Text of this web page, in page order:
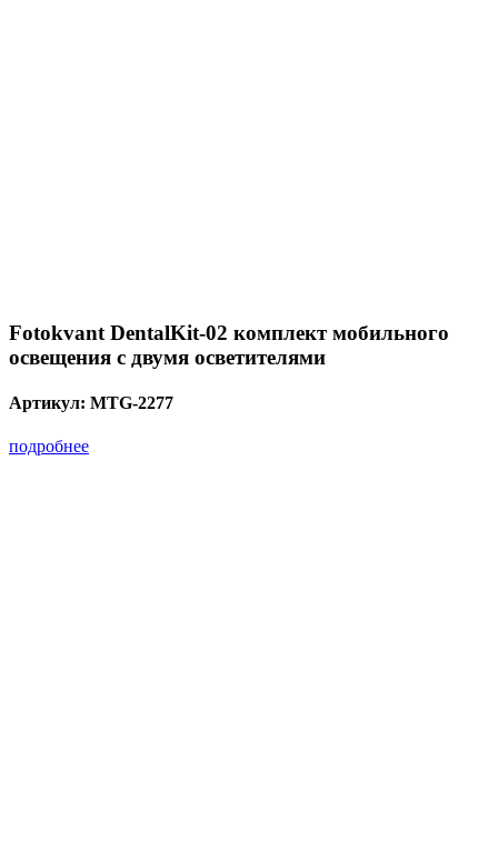
Fotokvant DentalKit-02 комплект мобильного
освещения с двумя осветителями
Артикул: MTG-2277
подробнее